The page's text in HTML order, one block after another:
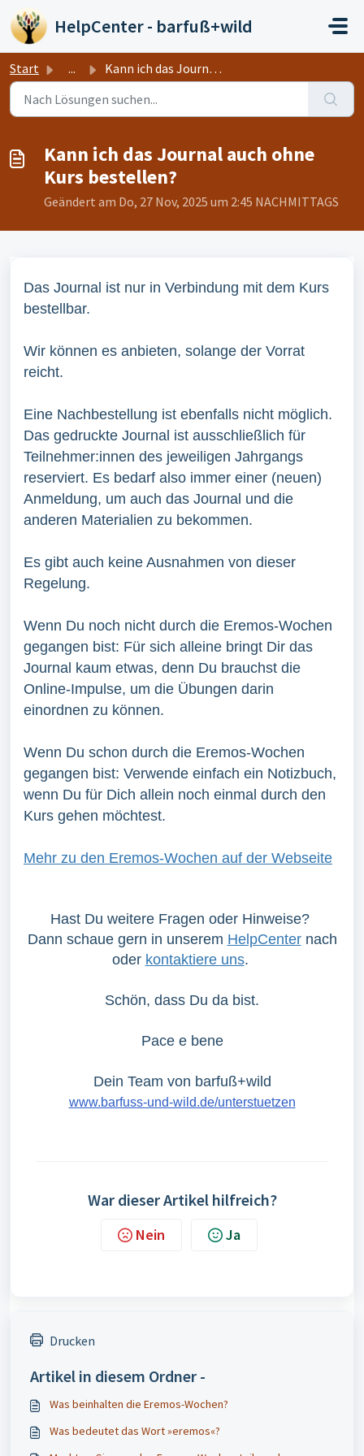
Zum hauptsächlichen Inhalt gehen
HelpCenter - barfuß+wild
Start ... Kann ich das Journal auch ohne Kurs bestellen?
Kann ich das Journal auch ohne
Kurs bestellen?
Geändert am Do, 27 Nov, 2025 um 2:45 NACHMITTAGS
Das Journal ist nur in Verbindung mit dem Kurs
bestellbar.
Wir können es anbieten, solange der Vorrat
reicht.
Eine Nachbestellung ist ebenfalls nicht möglich.
Das gedruckte Journal ist ausschließlich für
Teilnehmer:innen des jeweiligen Jahrgangs
reserviert. Es bedarf also immer einer (neuen)
Anmeldung, um auch das Journal und die
anderen Materialien zu bekommen.
Es gibt auch keine Ausnahmen von dieser
Regelung.
Wenn Du noch nicht durch die Eremos-Wochen
gegangen bist: Für sich alleine bringt Dir das
Journal kaum etwas, denn Du brauchst die
Online-Impulse, um die Übungen darin
einordnen zu können.
Wenn Du schon durch die Eremos-Wochen
gegangen bist: Verwende einfach ein Notizbuch,
wenn Du für Dich allein noch einmal durch den
Kurs gehen möchtest.
Mehr zu den Eremos-Wochen auf der Webseite
Hast Du weitere Fragen oder Hinweise?
Dann schaue gern in unserem HelpCenternach
oder kontaktiere uns.
Schön, dass Du da bist.
Pace e bene
Dein Team von barfuß+wild
www.barfuss-und-wild.de/unterstuetzen
War dieser Artikel hilfreich?
Nein Ja
Drucken
Artikel in diesem Ordner -
Was beinhalten die Eremos-Wochen?
Was bedeutet das Wort »eremos«?